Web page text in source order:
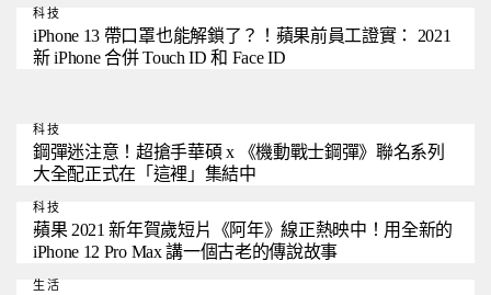
科技
iPhone 13 帶口罩也能解鎖了？！蘋果前員工證實： 2021
新 iPhone 合併 Touch ID 和 Face ID
科技
鋼彈迷注意！超搶手華碩 x 《機動戰士鋼彈》聯名系列
大全配正式在「這裡」集結中
科技
蘋果 2021 新年賀歲短片《阿年》線正熱映中！用全新的
iPhone 12 Pro Max 講一個古老的傳說故事
生活